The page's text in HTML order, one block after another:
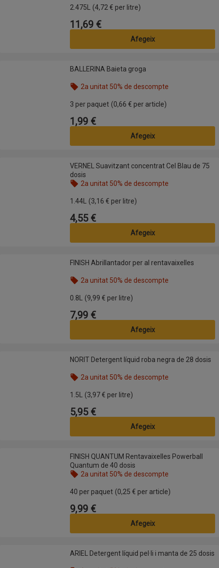
2.475L
(4,72 € per litre)
Preu
11,69 €
Afegeix
BALLERINA Baieta grogaBALLERINA Baieta groga
2a unitat 50% de descompte
3 per paquet (0,66 € per article)
Preu
1,99 €
Afegeix
VERNEL Suavitzant concentrat Cel Blau de 75 dosis
VERNEL Suavitzant concentrat Cel Blau de 75
dosis
2a unitat 50% de descompte
1.44L
(3,16 € per litre)
Preu
4,55 €
Afegeix
FINISH Abrillantador per al rentavaixellesFINISH Abrillantador per al rentavaixelles
2a unitat 50% de descompte
0.8L
(9,99 € per litre)
Preu
7,99 €
Afegeix
NORIT Detergent líquid roba negra de 28 dosisNORIT Detergent líquid roba negra de 28 dosis
2a unitat 50% de descompte
1.5L (3,97 € per litre)
Preu
5,95 €
Afegeix
FINISH QUANTUM Rentavaixelles Powerball Quantum de 40 dosis
FINISH QUANTUM Rentavaixelles Powerball
Quantum de 40 dosis
2a unitat 50% de descompte
40 per paquet (0,25 € per article)
Preu
9,99 €
Afegeix
ARIEL Detergent líquid pel·li i manta de 25 dosis
ARIEL Detergent líquid pel·li i manta de 25 dosis